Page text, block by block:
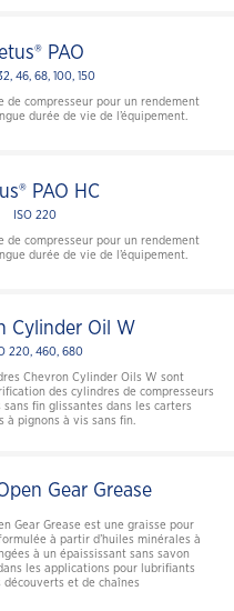
PAO
46, 68, 100, 150
de compresseur pour un rendement
durée de vie de l’équipement.
PAO HC
ISO 220
de compresseur pour un rendement
durée de vie de l’équipement.
Cylinder Oil W
220, 460, 680
Chevron Cylinder Oils W sont
des cylindres de compresseurs
fin glissantes dans les carters
à pignons à vis sans fin.
Gear Grease
Gear Grease est une graisse pour
à partir d’huiles minérales à
à un épaississant sans savon
les applications pour lubrifiants
découverts et de chaînes